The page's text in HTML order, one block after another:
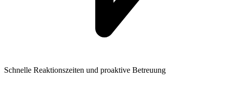
Schnelle Reaktionszeiten und proaktive Betreuung